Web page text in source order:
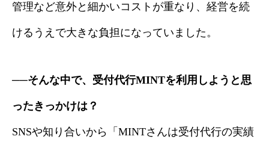
管理など意外と細かいコストが重なり、経営を続
けるうえで大きな負担になっていました。
──そんな中で、受付代行MINTを利用しようと思
ったきっかけは？
SNSや知り合いから「MINTさんは受付代行の実績